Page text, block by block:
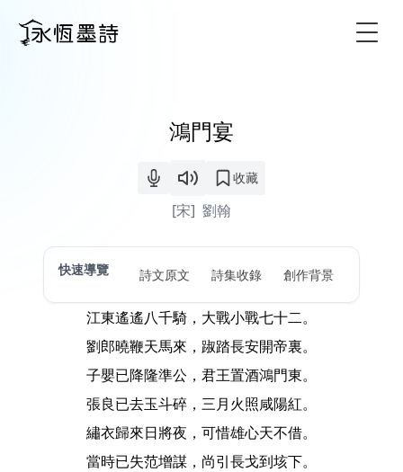
鴻門宴
收藏
[宋] 劉翰
快速導覽 詩文原文 詩集收錄 創作背景
江東遙遙八千騎，大戰小戰七十二。
劉郎曉鞭天馬來，踧踏長安開帝裏。
子嬰已降隆準公，君王置酒鴻門東。
張良已去玉斗碎，三月火照咸陽紅。
繡衣歸來日將夜，可惜雄心天不借。
當時已失范增謀，尚引長戈到垓下。